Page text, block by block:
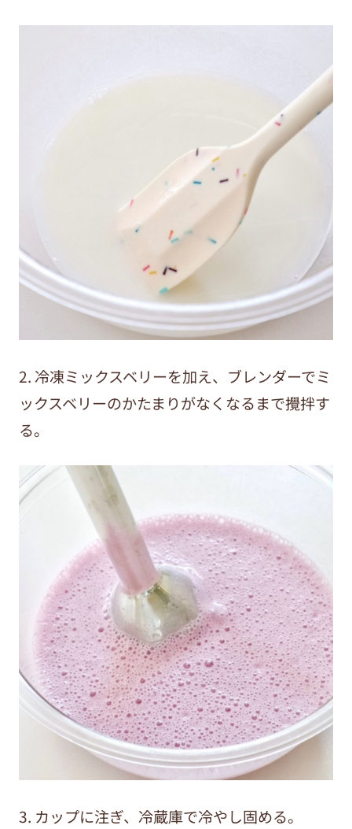
2. 冷凍ミックスベリーを加え、ブレンダーでミ
ックスベリーのかたまりがなくなるまで攪拌す
る。
3. カップに注ぎ、冷蔵庫で冷やし固める。